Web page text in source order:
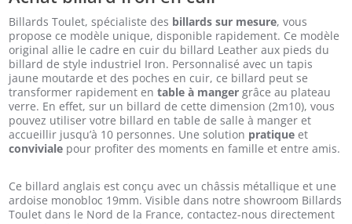
Billards Toulet, spécialiste des billards sur mesure, vous
propose ce modèle unique, disponible rapidement. Ce modèle
original allie le cadre en cuir du billard Leather aux pieds du
billard de style industriel Iron. Personnalisé avec un tapis
jaune moutarde et des poches en cuir, ce billard peut se
transformer rapidement entable à manger grâce au plateau
verre. En effet, sur un billard de cette dimension (2m10), vous
pouvez utiliser votre billard en table de salle à manger et
accueillir jusqu’à 10 personnes. Une solution pratique et
conviviale pour profiter des moments en famille et entre amis.
Ce billard anglais est conçu avec un châssis métallique et une
ardoise monobloc 19mm. Visible dans notre showroom Billards
Toulet dans le Nord de la France, contactez-nous directement